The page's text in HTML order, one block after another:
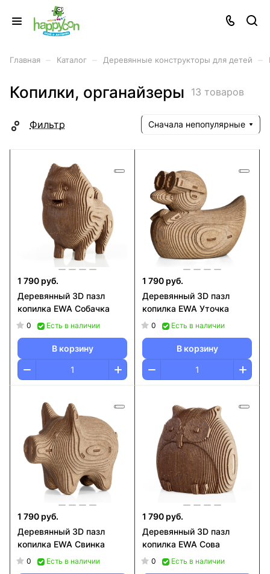
Главная Каталог Деревянные конструкторы для детей
Копилки, органайзеры 13 товаров
Фильтр Сначала непопулярные
1 790 руб.
Деревянный 3D пазл
копилка EWA Собачка
0 Есть в наличии
В корзину
1 790 руб.
Деревянный 3D пазл
копилка EWA Уточка
0 Есть в наличии
В корзину
1 790 руб.
Деревянный 3D пазл
копилка EWA Свинка
0 Есть в наличии
1 790 руб.
Деревянный 3D пазл
копилка EWA Сова
0 Есть в наличии